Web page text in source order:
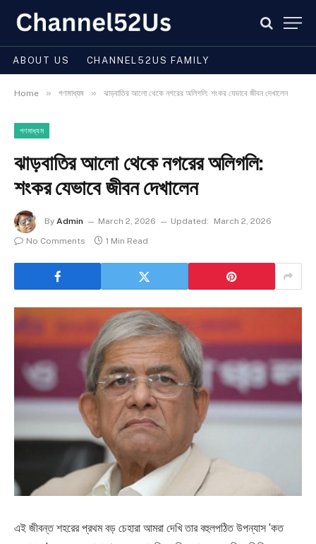
ABOUT US CHANNEL52US FAMILY
Home » গণমাধ্যম » ঝাড়বাতির আলো থেকে নগরের অলিগলি: শংকর যেভাবে জীবন দেখালেন
গণমাধ্যম
ঝাড়বাতির আলো থেকে নগরের অলিগলি:
শংকর যেভাবে জীবন দেখালেন
By Admin March 2, 2026 Updated:
March 2, 2026
No Comments
1 Min Read
এই জীবন্ত শহরের প্রথম বড় চেহারা আমরা দেখি তার বহুলপঠিত উপন্যাস ‘কত